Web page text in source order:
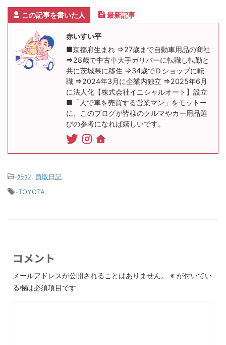
この記事を書いた人 最新記事
赤いすい平
■京都府生まれ ⇒27歳まで自動車用品の商社
⇒28歳で中古車大手ガリバーに転職し転勤と
共に茨城県に移住 ⇒34歳でＤショップに転
職 ⇒2024年3月に企業内独立 ⇒2025年6月
に法人化【株式会社イニシャルオート】設立
■「人で車を売買する営業マン」をモットー
に、このブログが皆様のクルマやカー用品選
びの参考になれば嬉しいです。
-ｸﾗｳﾝ
買取日記
-TOYOTA
コメント
メールアドレスが公開されることはありません。 ※ が付いてい
る欄は必須項目です